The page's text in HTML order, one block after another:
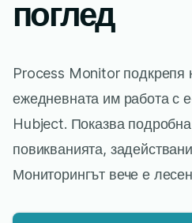
поглед
Process Monitor подкрепя
ежедневната им работа с
Hubject. Показва
повикванията,
Мониторингът вече е